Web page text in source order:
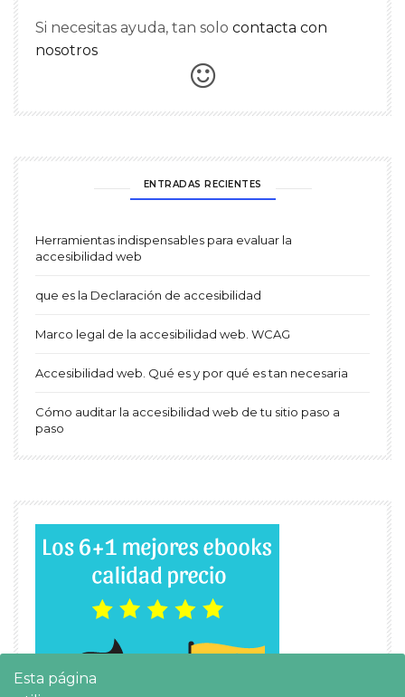
Si necesitas ayuda, tan solo contacta con
nosotros
ENTRADAS RECIENTES
Herramientas indispensables para evaluar la
accesibilidad web
que es la Declaración de accesibilidad
Marco legal de la accesibilidad web. WCAG
Accesibilidad web. Qué es y por qué es tan necesaria
Cómo auditar la accesibilidad web de tu sitio paso a
paso
Esta página